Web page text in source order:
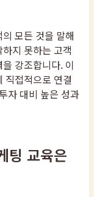
모든 것을 말해
지 못하는 고객
강조합니다. 이
직접적으로 연결
자 대비 높은 성과
팅 교육은